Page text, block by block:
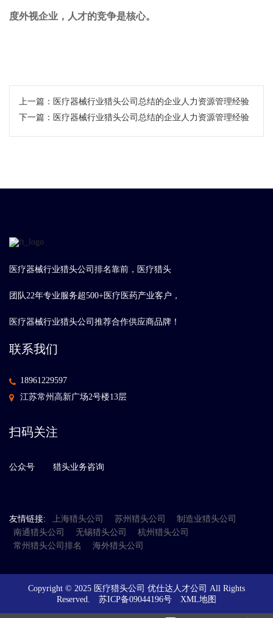
度外视企业，人才的竞争是核心。
上一篇： 医疗器械行业猎头公司总结的企业人力资源管理经验
下一篇： 医疗器械行业猎头公司总结的企业人力资源管理经验
医疗器械行业猎头公司排名靠前，医疗猎头
团队22年专业服务超500+医疗医药产业客户，
医疗器械行业猎头公司推荐合作供应商品牌！
联系我们
18961229597
江苏常州高新广场2号楼13层
扫码关注
公众号 猎头业务咨询
友情链接: 上海猎头公司 苏州猎头公司
制造业猎头公司
南通猎头公司
无锡猎头公司
杭州猎头公司
常州猎头公司排名
海外猎头公司
Copyright © 2025 医疗猎头公司 优仕达人才公司 All Rights
Reserved. 苏ICP备09044196号 XML地图